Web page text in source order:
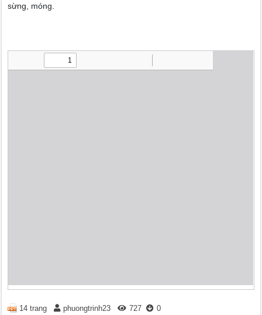
sừng, móng.
14 trang phuongtrinh23 727 0